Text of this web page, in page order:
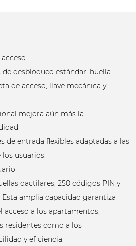
desbloqueo estándar: huella
de acceso, llave mecánica y
mejora aún más la
de entrada flexibles adaptadas a las
los usuarios.
dactilares, 250 códigos PIN y
Esta amplia capacidad garantiza
acceso a los apartamentos,
residentes como a los
y eficiencia.